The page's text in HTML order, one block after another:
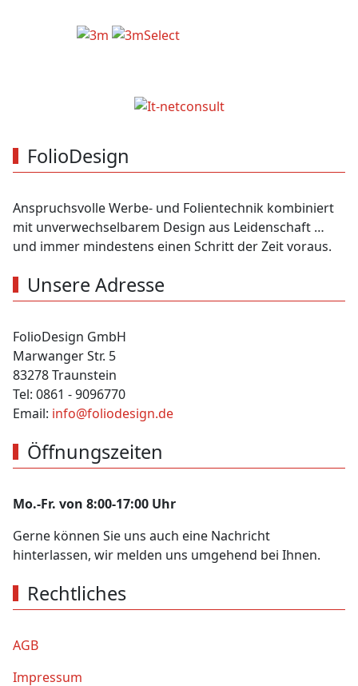
FolioDesign
Anspruchsvolle Werbe- und Folientechnik kombiniert
mit unverwechselbarem Design aus Leidenschaft …
und immer mindestens einen Schritt der Zeit voraus.
Unsere Adresse
FolioDesign GmbH
Marwanger Str. 5
83278 Traunstein
Tel: 0861 - 9096770
Email: info@foliodesign.de
Öffnungszeiten
Mo.-Fr. von 8:00-17:00 Uhr
Gerne können Sie uns auch eine Nachricht
hinterlassen, wir melden uns umgehend bei Ihnen.
Rechtliches
AGB
Impressum